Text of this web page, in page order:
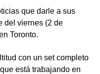
que darle a sus
del viernes (2 de
Toronto.
con un set completo
está trabajando en